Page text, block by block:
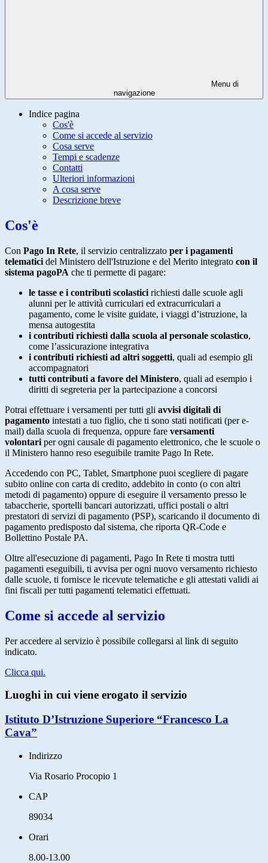
Menu di
navigazione
Indice pagina
Cos'è
Come si accede al servizio
Cosa serve
Tempi e scadenze
Contatti
Ulteriori informazioni
A cosa serve
Descrizione breve
Cos'è
Con Pago In Rete, il servizio centralizzato per i pagamenti
telematici del Ministero dell'Istruzione e del Merito integrato con il
sistema pagoPA che ti permette di pagare:
le tasse e i contributi scolastici richiesti dalle scuole agli
alunni per le attività curriculari ed extracurriculari a
pagamento, come le visite guidate, i viaggi d’istruzione, la
mensa autogestita
i contributi richiesti dalla scuola al personale scolastico,
come l’assicurazione integrativa
i contributi richiesti ad altri soggetti, quali ad esempio gli
accompagnatori
tutti contributi a favore del Ministero, quali ad esempio i
diritti di segreteria per la partecipazione a concorsi
Potrai effettuare i versamenti per tutti gli avvisi digitali di
pagamento intestati a tuo figlio, che ti sono stati notificati (per e-
mail) dalla scuola di frequenza, oppure fare versamenti
volontari per ogni causale di pagamento elettronico, che le scuole o
il Ministero hanno reso eseguibile tramite Pago In Rete.
Accedendo con PC, Tablet, Smartphone puoi scegliere di pagare
subito online con carta di credito, addebito in conto (o con altri
metodi di pagamento) oppure di eseguire il versamento presso le
tabaccherie, sportelli bancari autorizzati, uffici postali o altri
prestatori di servizi di pagamento (PSP), scaricando il documento di
pagamento predisposto dal sistema, che riporta QR-Code e
Bollettino Postale PA.
Oltre all'esecuzione di pagamenti, Pago In Rete ti mostra tutti
pagamenti eseguibili, ti avvisa per ogni nuovo versamento richiesto
dalle scuole, ti fornisce le ricevute telematiche e gli attestati validi ai
fini fiscali per tutti pagamenti telematici effettuati.
Come si accede al servizio
Per accedere al servizio è possibile collegarsi al link di seguito
indicato.
Clicca qui.
Luoghi in cui viene erogato il servizio
Istituto D’Istruzione Superiore “Francesco La
Cava”
Indirizzo
Via Rosario Procopio 1
CAP
89034
Orari
8.00-13.00